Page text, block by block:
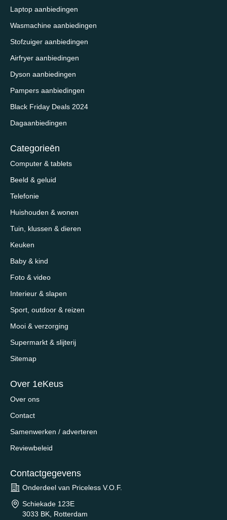
Laptop aanbiedingen
Wasmachine aanbiedingen
Stofzuiger aanbiedingen
Airfryer aanbiedingen
Dyson aanbiedingen
Pampers aanbiedingen
Black Friday Deals 2024
Dagaanbiedingen
Categorieēn
Computer & tablets
Beeld & geluid
Telefonie
Huishouden & wonen
Tuin, klussen & dieren
Keuken
Baby & kind
Foto & video
Interieur & slapen
Sport, outdoor & reizen
Mooi & verzorging
Supermarkt & slijterij
Sitemap
Over 1eKeus
Over ons
Contact
Samenwerken / adverteren
Reviewbeleid
Contactgegevens
Onderdeel van Priceless V.O.F.
Schiekade 123E
3033 BK, Rotterdam